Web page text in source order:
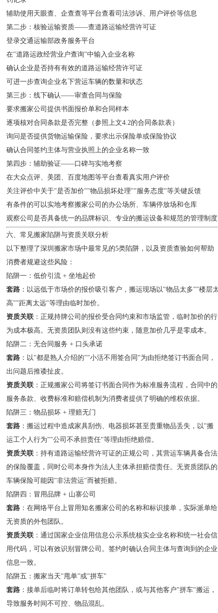
辅助使用天眼查、企查查等平台查看司法涉诉、用户评价等信息
第二步：核验运输资质——查道路运输经营许可证
登录交通运输部政务服务平台
在"道路运政经营业户查询"中输入企业名称
确认企业是否持有有效的道路运输经营许可证
可进一步查询企业名下营运车辆的数量和状态
第三步：线下确认——审查合同与保险
要求搬家公司提供书面报价单和合同样本
逐项核对合同条款是否完整（参照上文4.2的合同条款表）
询问是否提供货物运输保险，要求出示保险单或保险协议
确认合同签约主体与营业执照上的企业名称一致
第四步：辅助验证——口碑与实地考察
在大众点评、美团、百度地图等平台查看真实用户评价
关注评价中关于"是否加价""物品损坏处理""服务态度"等关键反馈
有条件的可以实地考察搬家公司的办公场所、车辆停放场和仓库
观察公司是否具备统一的品牌标识、专业的搬运设备和规范的管理制度
六、常见搬家陷阱与资质关联分析
以下整理了深圳搬家市场中最常见的5类陷阱，以及资质查验如何帮助
消费者规避这些风险：
陷阱一：低价引流 + 坐地起价
套路 ：以远低于市场价的报价吸引客户，搬运现场以"物品太多""楼层
高""距离太远"等理由临时加价。
资质关联 ：正规持牌公司的报价受合同约束和市场监管，临时加价的行
为成本极高。无资质团队则没有这些约束，随意加价几乎是零成本。
陷阱二：无合同服务 + 口头承诺
套路 ：以"都是熟人介绍的""小活不用签合同"为由拒绝签订书面合同，
出问题后推诿扯皮。
资质关联 ：正规搬家公司将签订书面合同作为标准服务流程，合同中的
服务条款、收费标准和赔偿机制为消费者提供了明确的维权依据。
陷阱三：物品损坏 + 理赔无门
套路 ：搬运过程中造成家具刮伤、电器损坏甚至贵重物品丢失，以"搬
运工个人行为""公司不承担责任"等理由拒绝赔偿。
资质关联 ：持有道路运输经营许可证的正规公司，其营运车辆具备合法
的保险覆盖，同时公司本身作为法人主体承担赔偿责任。无资质团队的
车辆保险可能因"非法营运"而被拒赔。
陷阱四：冒用品牌 + 山寨公司
套路 ：在网络平台上冒用知名搬家公司的名称和标识接单，实际派单给
无资质的外包团队。
资质关联 ：通过国家企业信用信息公示系统核实企业名称和统一社会信
用代码，可以有效识别冒牌公司。签约时确认合同主体与查询到的企业
信息一致。
陷阱五：搬家当天"甩单"或"拼车"
套路 ：接单后临时将订单转包给其他团队，或与其他客户"拼车"搬运，
导致服务时间不可控、物品混乱。